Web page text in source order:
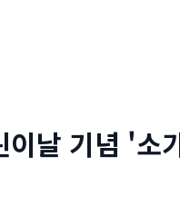
날 기념 '소